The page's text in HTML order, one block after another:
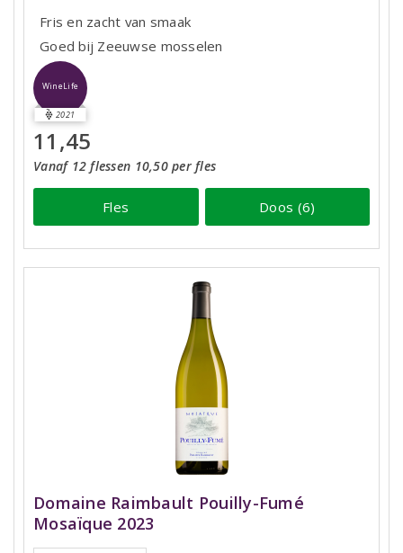
Fris en zacht van smaak
Goed bij Zeeuwse mosselen
WineLife
2021
11,45
Vanaf 12 flessen 10,50 per fles
Fles Doos (6)
Domaine Raimbault Pouilly-Fumé
Mosaïque 2023